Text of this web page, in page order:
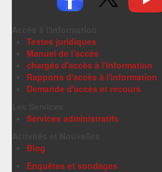
Textes juridiques
Manuel de l'accès
chargés d'accès à l'information
Rapports d'accès à l'information
Demande d'accès et recours
Services administratifs
Blog
Enquêtes et sondages